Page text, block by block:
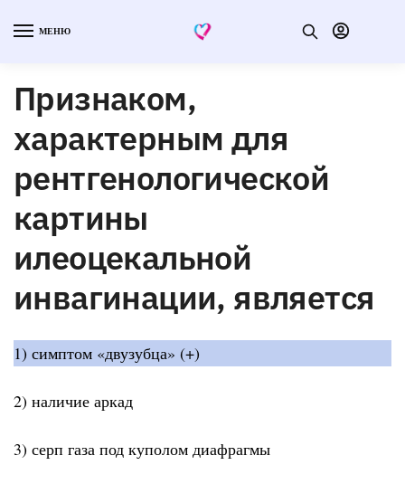
МЕНЮ
Признаком,
характерным для
рентгенологической
картины
илеоцекальной
инвагинации, является
1) симптом «двузубца» (+)
2) наличие аркад
3) серп газа под куполом диафрагмы